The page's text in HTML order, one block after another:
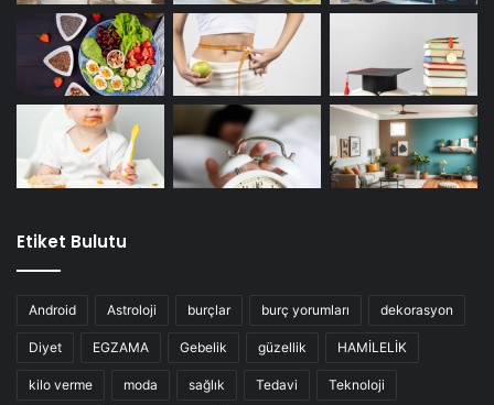
Etiket Bulutu
Android Astroloji burçlar burç yorumları dekorasyon
Diyet EGZAMA Gebelik güzellik HAMİLELİK
kilo verme moda sağlık Tedavi Teknoloji